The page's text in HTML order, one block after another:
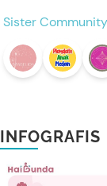
Sister Community
INFOGRAFIS